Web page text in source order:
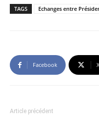
TAGS Echanges entre
Facebook X
Article précédent